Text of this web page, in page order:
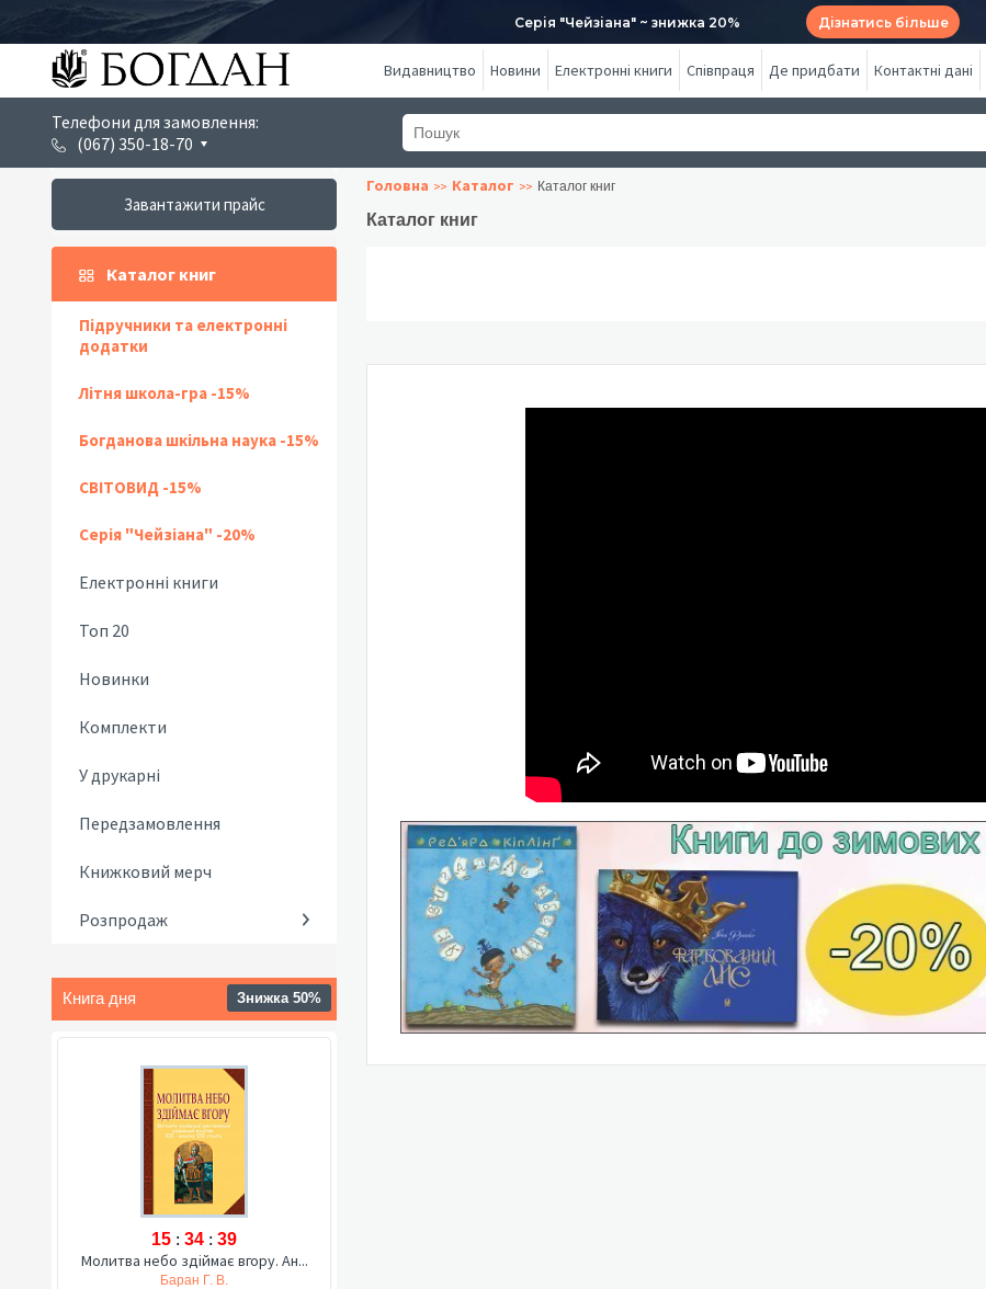
Серія "Чейзіана" ~ знижка 20% Дізнатись більше
Видавництво Новини Електронні книги Співпраця Де придбати Контактні дані
Телефони для замовлення:
(067) 350-18-70
Завантажити прайс
Каталог книг
Підручники та електронні
додатки
Літня школа-гра -15%
Богданова шкільна наука -15%
СВІТОВИД -15%
Серія "Чейзіана" -20%
Електронні книги
Топ 20
Новинки
Комплекти
У друкарні
Передзамовлення
Книжковий мерч
Розпродаж
Книга дня Знижка 50%
15 : 34 : 38
Молитва небо здіймає вгору. Ан...
Баран Г. В.
Головна Каталог Каталог книг
Каталог книг